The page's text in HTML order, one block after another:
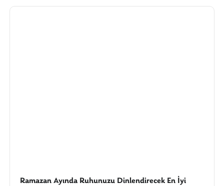
Ramazan Ayında Ruhunuzu Dinlendirecek En İyi